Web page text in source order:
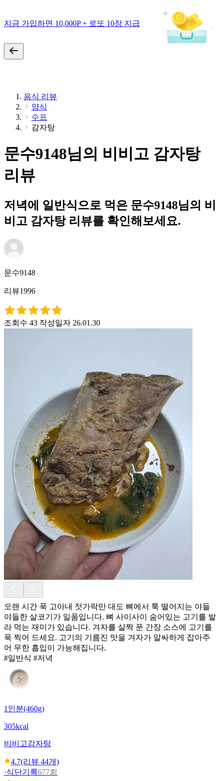
지금 가입하면 10,000P + 로또 10장 지급
음식 리뷰
양식
수프
감자탕
문수9148님의 비비고 감자탕
리뷰
저녁에 일반식으로 먹은 문수9148님의 비
비고 감자탕 리뷰를 확인해보세요.
문수9148
리뷰1996
조회수 43 작성일자 26.01.30
오랜 시간 푹 고아내 젓가락만 대도 뼈에서 툭 떨어지는 야들
야들한 살코기가 일품입니다. 뼈 사이사이 숨어있는 고기를 발
라 먹는 재미가 있습니다. 겨자를 살짝 푼 간장 소스에 고기를
푹 찍어 드세요. 고기의 기름진 맛을 겨자가 알싸하게 잡아주
어 무한 흡입이 가능해집니다.
#일반식 #저녁
1인분(460g)
305kcal
비비고감자탕
4.7(리뷰 44개)
·식단기록677회